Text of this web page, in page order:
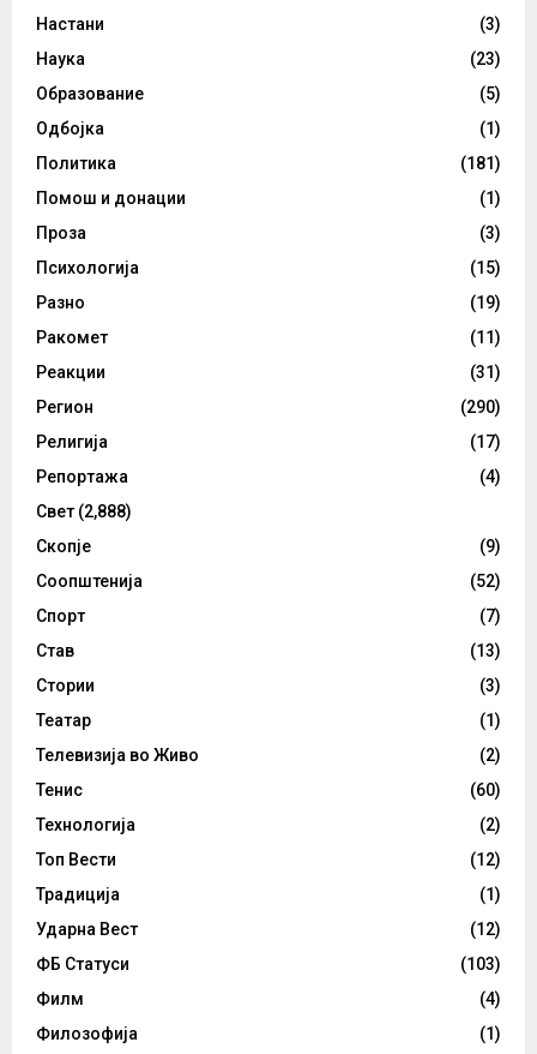
Настани
(3)
Наука
(23)
Образование
(5)
Одбојка
(1)
Политика
(181)
Помош и донации
(1)
Проза
(3)
Психологија
(15)
Разно
(19)
Ракомет
(11)
Реакции
(31)
Регион
(290)
Религија
(17)
Репортажа
(4)
Свет (2,888)
Скопје
(9)
Соопштенија
(52)
Спорт
(7)
Став
(13)
Стории
(3)
Театар
(1)
Телевизија во Живо
(2)
Тенис
(60)
Технологија
(2)
Топ Вести
(12)
Традиција
(1)
Ударна Вест
(12)
ФБ Статуси
(103)
Филм
(4)
Филозофија
(1)